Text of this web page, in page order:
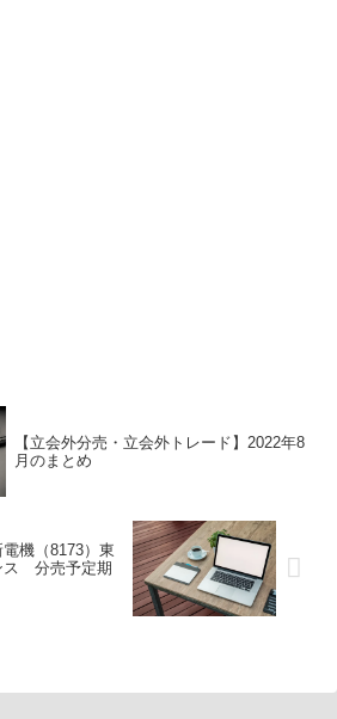
【立会外分売・立会外トレード】2022年8
月のまとめ
電機（8173）東
ス 分売予定期